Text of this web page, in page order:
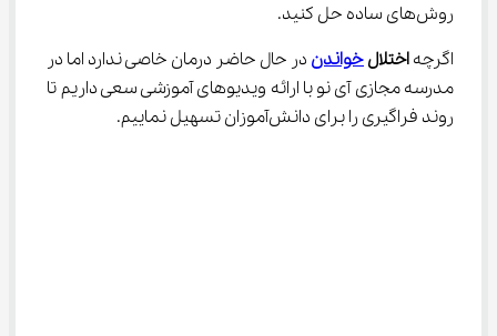
روش‌های ساده حل کنید.
اگرچه اختلال خواندن در حال حاضر درمان خاصی ندارد اما در
مدرسه مجازی آی نو با ارائه ویدیوهای آموزشی سعی داریم تا
روند فراگیری را برای دانش‌آموزان تسهیل نماییم.